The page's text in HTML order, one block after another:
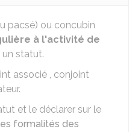
pacsé) ou concubin
à l'activité de
un statut.
associé , conjoint
et le déclarer sur le
formalités des